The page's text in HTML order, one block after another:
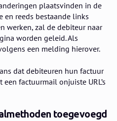
plaatsvinden in de
reeds bestaande links
werken, zal de debiteur naar
worden geleid. Als
een melding hierover.
dat debiteuren hun factuur
factuurmail onjuiste URL’s
toegevoegd